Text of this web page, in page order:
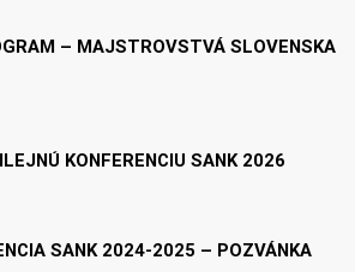
– MAJSTROVSTVÁ SLOVENSKA
KONFERENCIU SANK 2026
SANK 2024-2025 – POZVÁNKA